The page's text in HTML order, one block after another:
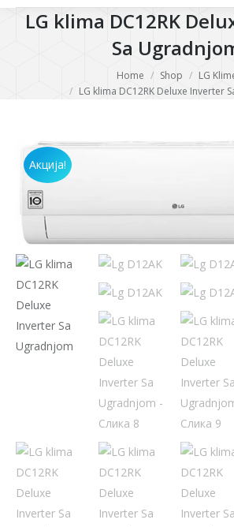
LG klima DC12RK
Sa
Home Shop
LG
LG klima DC12RK Deluxe Inverter
Акција!